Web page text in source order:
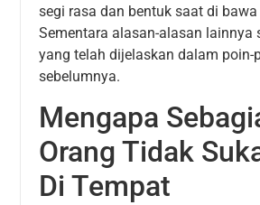
segi rasa dan bentuk saat di
Sementara alasan-alasan lainnya
yang telah dijelaskan dalam poin-
sebelumnya.
Mengapa
Orang Tidak
Di Tempat